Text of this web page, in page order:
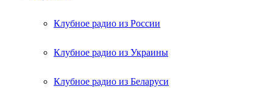
Клубное радио из России
Клубное радио из Украины
Клубное радио из Беларуси